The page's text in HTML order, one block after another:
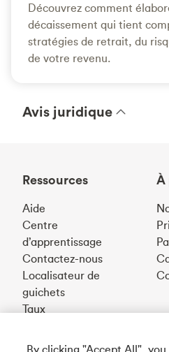
Découvrez comment
décaissement qui tient
stratégies de retrait, du
de votre revenu.
Avis juridique
Ressources
Aide
Centre
d’apprentissage
Contactez-nous
Localisateur de
guichets
Taux
À
By clicking "Accept All",